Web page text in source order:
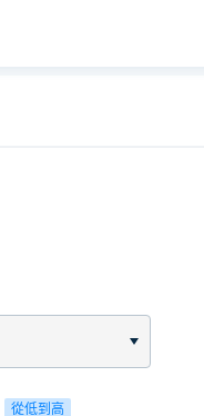
從低到高